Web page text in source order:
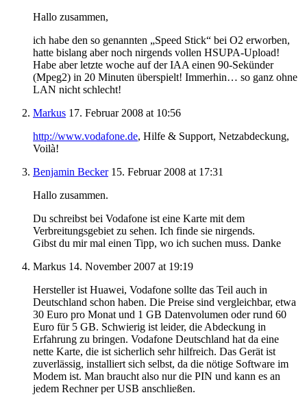
Hallo zusammen,
ich habe den so genannten „Speed Stick“ bei O2 erworben,
hatte bislang aber noch nirgends vollen HSUPA-Upload!
Habe aber letzte woche auf der IAA einen 90-Sekünder
(Mpeg2) in 20 Minuten überspielt! Immerhin… so ganz ohne
LAN nicht schlecht!
Markus 17. Februar 2008 at 10:56
http://www.vodafone.de, Hilfe & Support, Netzabdeckung,
Voilà!
Benjamin Becker 15. Februar 2008 at 17:31
Hallo zusammen.
Du schreibst bei Vodafone ist eine Karte mit dem
Verbreitungsgebiet zu sehen. Ich finde sie nirgends.
Gibst du mir mal einen Tipp, wo ich suchen muss. Danke
Markus 14. November 2007 at 19:19
Hersteller ist Huawei, Vodafone sollte das Teil auch in
Deutschland schon haben. Die Preise sind vergleichbar, etwa
30 Euro pro Monat und 1 GB Datenvolumen oder rund 60
Euro für 5 GB. Schwierig ist leider, die Abdeckung in
Erfahrung zu bringen. Vodafone Deutschland hat da eine
nette Karte, die ist sicherlich sehr hilfreich. Das Gerät ist
zuverlässig, installiert sich selbst, da die nötige Software im
Modem ist. Man braucht also nur die PIN und kann es an
jedem Rechner per USB anschließen.